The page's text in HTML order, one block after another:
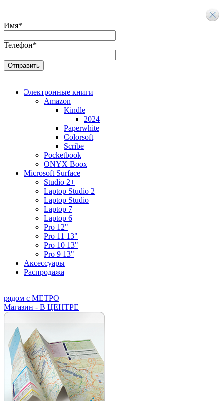
Имя*
Телефон*
Электронные книги
Amazon
Kindle
2024
Paperwhite
Colorsoft
Scribe
Pocketbook
ONYX Boox
Microsoft Surface
Studio 2+
Laptop Studio 2
Laptop Studio
Laptop 7
Laptop 6
Pro 12"
Pro 11 13"
Pro 10 13"
Pro 9 13"
Аксессуары
Распродажа
рядом с МЕТРО
Магазин - В ЦЕНТРЕ